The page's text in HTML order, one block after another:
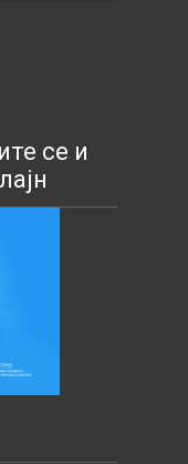
се и